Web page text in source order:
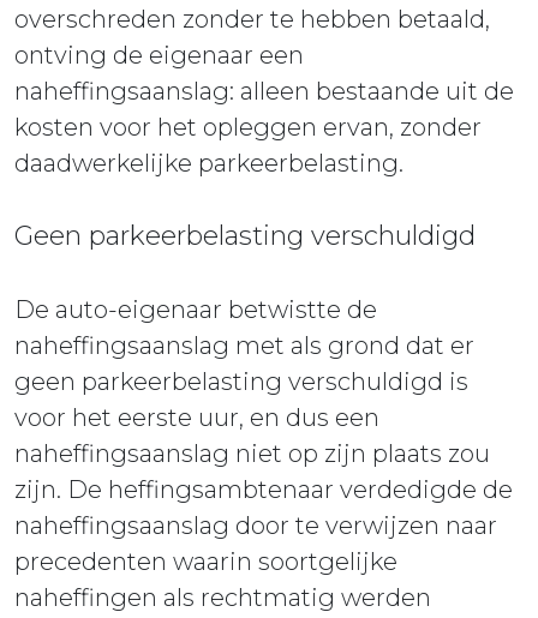
overschreden zonder te hebben betaald,
ontving de eigenaar een
naheffingsaanslag: alleen bestaande uit de
kosten voor het opleggen ervan, zonder
daadwerkelijke parkeerbelasting.
Geen parkeerbelasting verschuldigd
De auto-eigenaar betwistte de
naheffingsaanslag met als grond dat er
geen parkeerbelasting verschuldigd is
voor het eerste uur, en dus een
naheffingsaanslag niet op zijn plaats zou
zijn. De heffingsambtenaar verdedigde de
naheffingsaanslag door te verwijzen naar
precedenten waarin soortgelijke
naheffingen als rechtmatig werden